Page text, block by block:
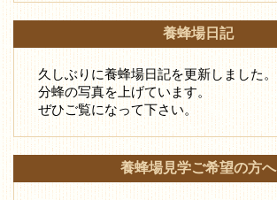
養蜂場日記
久しぶりに養蜂場日記を更新しました。
分蜂の写真を上げています。
ぜひご覧になって下さい。
養蜂場見学ご希望の方へ